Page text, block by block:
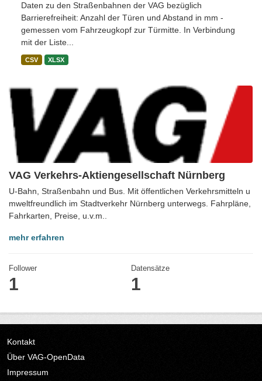
VAG Verkehrs-Aktiengesellschaft Nürnberg
U-Bahn, Straßenbahn und Bus. Mit öffentlichen Verkehrsmitteln u
mweltfreundlich im Stadtverkehr Nürnberg unterwegs. Fahrpläne,
Fahrkarten, Preise, u.v.m..
mehr erfahren
Follower
1
Datensätze
1
Daten zu den Straßenbahnen der VAG bezüglich
Barrierefreiheit: Anzahl der Türen und Abstand in mm -
gemessen vom Fahrzeugkopf zur Türmitte. In Verbindung
mit der Liste...
CSV XLSX
Kontakt
Über VAG-OpenData
Impressum